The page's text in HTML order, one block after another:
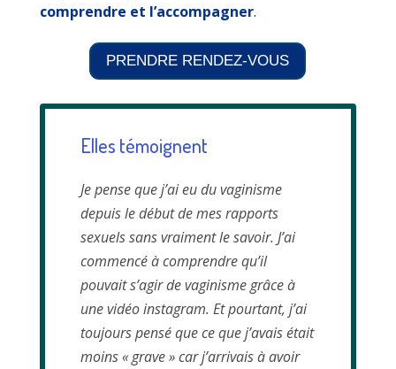
comprendre et l’accompagner.
PRENDRE RENDEZ-VOUS
Elles témoignent
Je pense que j’ai eu du vaginisme
depuis le début de mes rapports
sexuels sans vraiment le savoir. J’ai
commencé à comprendre qu’il
pouvait s’agir de vaginisme grâce à
une vidéo instagram. Et pourtant, j’ai
toujours pensé que ce que j’avais était
moins « grave » car j’arrivais à avoir